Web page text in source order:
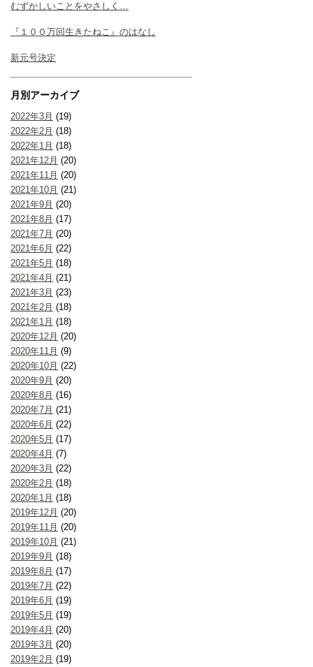
むずかしいことをやさしく…
『１００万回生きたねこ』のはなし
新元号決定
月別アーカイブ
2022年3月 (19)
2022年2月 (18)
2022年1月 (18)
2021年12月 (20)
2021年11月 (20)
2021年10月 (21)
2021年9月 (20)
2021年8月 (17)
2021年7月 (20)
2021年6月 (22)
2021年5月 (18)
2021年4月 (21)
2021年3月 (23)
2021年2月 (18)
2021年1月 (18)
2020年12月 (20)
2020年11月 (9)
2020年10月 (22)
2020年9月 (20)
2020年8月 (16)
2020年7月 (21)
2020年6月 (22)
2020年5月 (17)
2020年4月 (7)
2020年3月 (22)
2020年2月 (18)
2020年1月 (18)
2019年12月 (20)
2019年11月 (20)
2019年10月 (21)
2019年9月 (18)
2019年8月 (17)
2019年7月 (22)
2019年6月 (19)
2019年5月 (19)
2019年4月 (20)
2019年3月 (20)
2019年2月 (19)